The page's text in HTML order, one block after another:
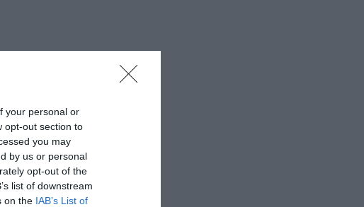
your personal or
opt-out section to
you may
by us or personal
opt-out of the
list of downstream
on the IAB’s List of